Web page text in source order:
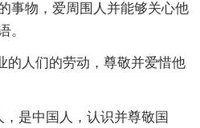
事物，爱周围人并能够关心他
。
的人们的劳动，尊敬并爱惜他
是中国人，认识并尊敬国